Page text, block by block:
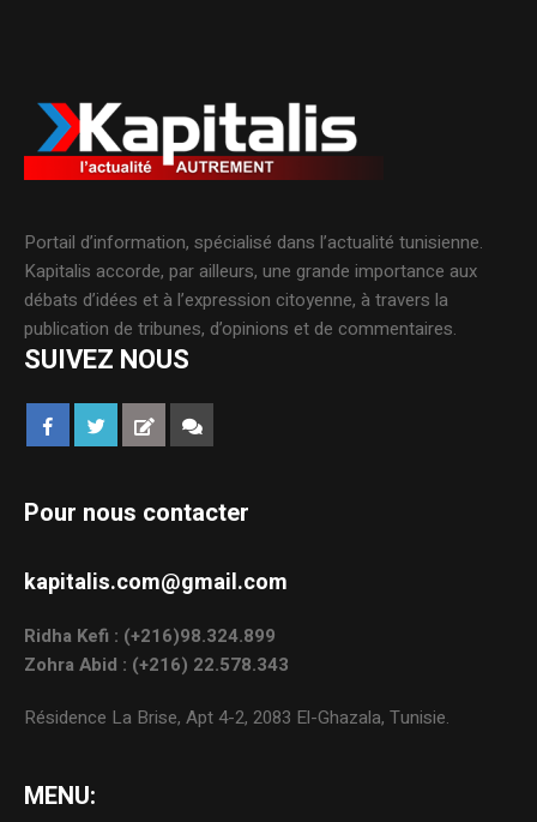
Portail d’information, spécialisé dans l’actualité tunisienne.
Kapitalis accorde, par ailleurs, une grande importance aux
débats d’idées et à l’expression citoyenne, à travers la
publication de tribunes, d’opinions et de commentaires.
SUIVEZ NOUS
Pour nous contacter
kapitalis.com@gmail.com
Ridha Kefi : (+216)98.324.899
Zohra Abid : (+216) 22.578.343
Résidence La Brise, Apt 4-2, 2083 El-Ghazala, Tunisie.
MENU: